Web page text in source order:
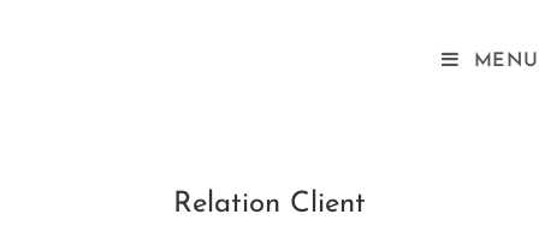
MENU
Relation Client